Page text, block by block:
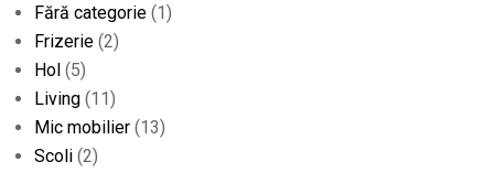
Fără categorie (1)
Frizerie (2)
Hol (5)
Living (11)
Mic mobilier (13)
Scoli (2)